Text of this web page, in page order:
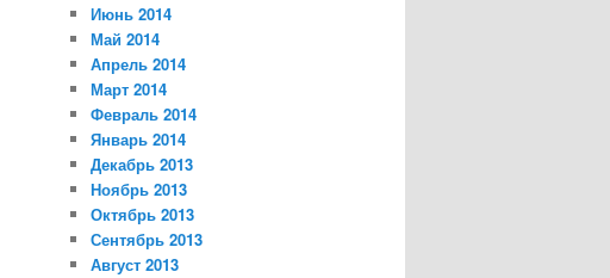
Июнь 2014
Май 2014
Апрель 2014
Март 2014
Февраль 2014
Январь 2014
Декабрь 2013
Ноябрь 2013
Октябрь 2013
Сентябрь 2013
Август 2013